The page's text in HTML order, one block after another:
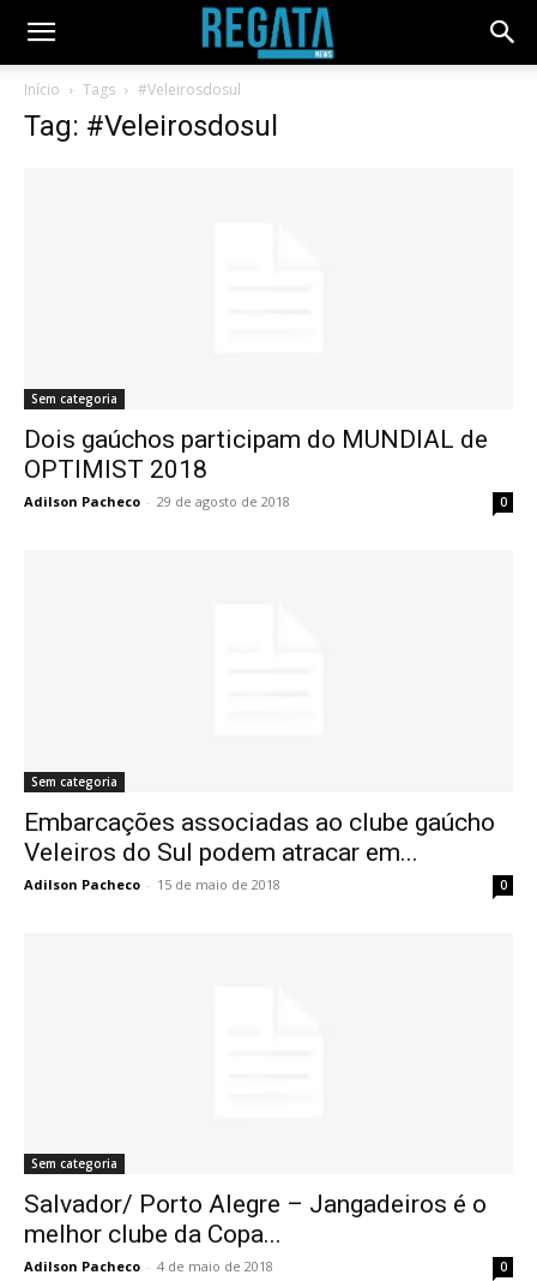
Início Tags #Veleirosdosul
Tag: #Veleirosdosul
Sem categoria
Dois gaúchos participam do MUNDIAL de
OPTIMIST 2018
Adilson Pacheco - 29 de agosto de 2018 0
Sem categoria
Embarcações associadas ao clube gaúcho
Veleiros do Sul podem atracar em...
Adilson Pacheco - 15 de maio de 2018 0
Sem categoria
Salvador/ Porto Alegre – Jangadeiros é o
melhor clube da Copa...
Adilson Pacheco - 4 de maio de 2018 0